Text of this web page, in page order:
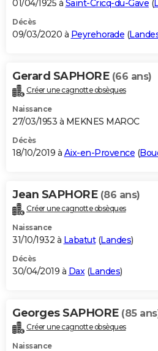
01/04/1925 à Saint-Cricq-du-Gave (
Décès
09/03/2020 à Peyrehorade (
Gerard SAPHORE (66 ans)
Créer une cagnotte obsèques
Naissance
27/03/1953 à MEKNES MAROC
Décès
18/10/2019 à Aix-en-Provence (
Jean SAPHORE (86 ans)
Créer une cagnotte obsèques
Naissance
31/10/1932 à Labatut(Landes)
Décès
30/04/2019 à Dax(Landes)
Georges SAPHORE (85
Créer une cagnotte obsèques
Naissance